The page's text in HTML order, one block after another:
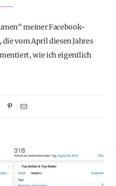
meiner Facebook-
vom April diesen Jahres
wie ich eigentlich